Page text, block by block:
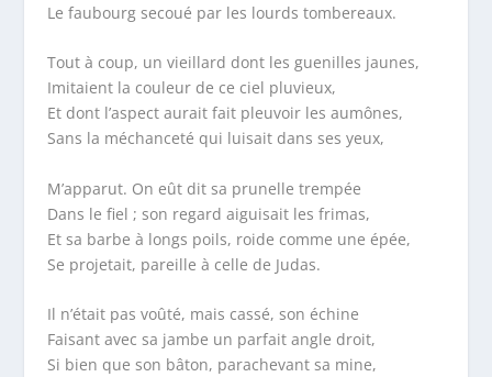
Le faubourg secoué par les lourds tombereaux.
Tout à coup, un vieillard dont les guenilles jaunes,
Imitaient la couleur de ce ciel pluvieux,
Et dont l’aspect aurait fait pleuvoir les aumônes,
Sans la méchanceté qui luisait dans ses yeux,
M’apparut. On eût dit sa prunelle trempée
Dans le fiel ; son regard aiguisait les frimas,
Et sa barbe à longs poils, roide comme une épée,
Se projetait, pareille à celle de Judas.
Il n’était pas voûté, mais cassé, son échine
Faisant avec sa jambe un parfait angle droit,
Si bien que son bâton, parachevant sa mine,